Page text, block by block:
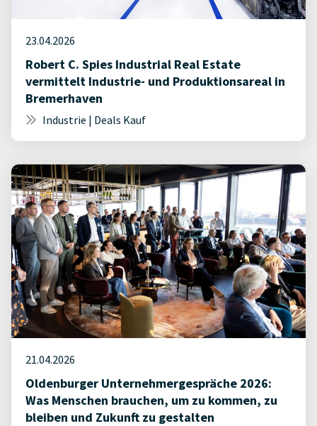
23.04.2026
Robert C. Spies Industrial Real Estate
vermittelt Industrie- und Produktionsareal in
Bremerhaven
Industrie | Deals Kauf
21.04.2026
Oldenburger Unternehmergespräche 2026:
Was Menschen brauchen, um zu kommen, zu
bleiben und Zukunft zu gestalten